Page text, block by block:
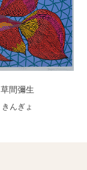
草間彌生
きんぎょ